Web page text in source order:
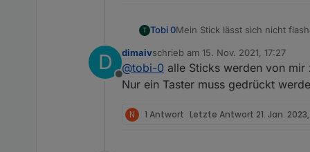
T Tobi 0Mein Stick lässt sich nicht
Ich hab dann die Kontakte
Also falls jemand ähnliche
D
Offline
dimaivschrieb am 15. Nov. 2021, 17:27
zuletzt editiert von
@tobi-0 alle Sticks werden von mir
Nur ein Taster muss gedrückt
N 1 Antwort Letzte Antwort 21. Jan.